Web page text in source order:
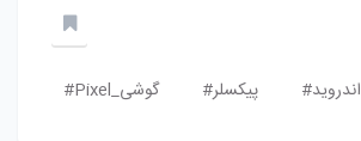
اندروید# پیکسلر# گوشی_Pixel#